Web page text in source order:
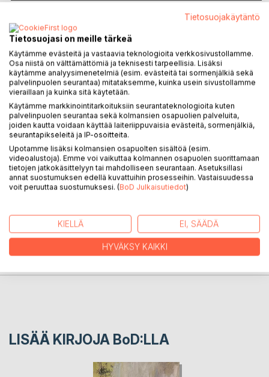
Arvostele tuote
KUVAUS
Kirjailijan päiväkirjamerkintöjä vuosilta 2010-2019.
KIRJAILIJA
LEHDISTÖARVOSTELUT
LUKIJA-ARVOSTELUT
LISÄÄ KIRJOJA BoD:LLA
Tietosuojakäytäntö
Tietosuojasi on meille tärkeä
Käytämme evästeitä ja vastaavia teknologioita verkkosivustollamme.
Osa niistä on välttämättömiä ja teknisesti tarpeellisia. Lisäksi
käytämme analyysimenetelmiä (esim. evästeitä tai sormenjälkiä sekä
palvelinpuolen seurantaa) mitataksemme, kuinka usein sivustollamme
vieraillaan ja kuinka sitä käytetään.
Käytämme markkinointitarkoituksiin seurantateknologioita kuten
palvelinpuolen seurantaa sekä kolmansien osapuolien palveluita,
joiden kautta voidaan käyttää laiteriippuvaisia evästeitä, sormenjälkiä,
seurantapikseleitä ja IP-osoitteita.
Upotamme lisäksi kolmansien osapuolten sisältöä (esim.
videoalustoja). Emme voi vaikuttaa kolmannen osapuolen suorittamaan
tietojen jatkokäsittelyyn tai mahdolliseen seurantaan. Asetuksillasi
annat suostumuksen edellä kuvattuihin prosesseihin. Vastaisuudessa
voit peruuttaa suostumuksesi. (BoD Julkaisutiedot)
KIELLÄ EI, SÄÄDÄ
HYVÄKSY KAIKKI